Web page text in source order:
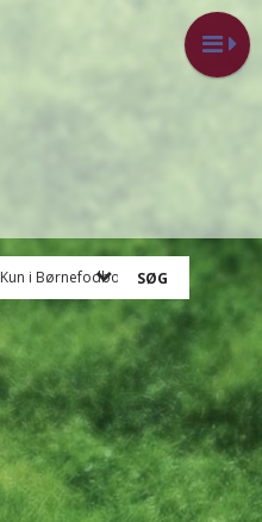
Kun i Børnefodbold